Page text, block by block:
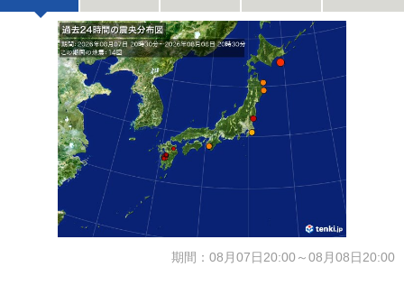
期間：08月07日20:00～08月08日20:00